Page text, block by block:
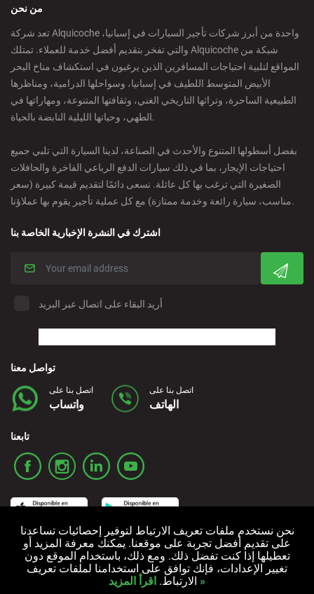
Castellon - Train Station
Castro Urdiales - City
Cordoba - Downtown
Denia - Downtown/Port
Estepona - City
Finestrat - Downtown
Granada - Downtown
Granada - Downtown
Guadalajara - Downtown
من نحن
تعد شركة Alquicoche واحدة من أبرز شركات تأجير السيارات في إسبانيا،
والتي تفخر بتقديم أفضل خدمة للعملاء. تمتلك Alquicoche شبكة من
المواقع لتلبية احتياجات المسافرين الذين يرغبون في استكشاف مناخ البحر
الأبيض المتوسط اللطيف في إسبانيا، وسواحلها الدرامية، ومناظرها
الطبيعية الساحرة، وتراثها التاريخي الغني، وثقافتها المتنوعة، ومهاراتها في
الطهي، وحياتها الليلية النابضة بالحياة.
بفضل أسطولها المتنوع والأحدث في الصناعة، لدينا السيارة التي تلبي جميع
احتياجات الإيجار، بما في ذلك سيارات الدفع الرباعي الفاخرة والحافلات
الصغيرة التي ترغب بها كل عائلة. نسعى دائمًا لتقديم قيمة كبيرة (سعر
مناسب، سيارة رائعة وخدمة ممتازة) مع كل عملية تأجير يقوم بها عملاؤنا.
اشترك في النشرة الإخبارية الخاصة بنا
أريد البقاء على اتصال عبر البريد
تواصل معنا
اتصل بنا على
واتساب
اتصل بنا على
الهاتف
تابعنا
الشروط والأحكام سياسة الخصوصية سياسة ملفات تعريف الارتباط
جميع الحقوق محفوظة © 2006-2024 Alquicoche Rent a Car
نحن نستخدم ملفات تعريف الارتباط لتوفير إحصائيات تساعدنا
على تقديم أفضل تجربة على موقعنا. يمكنك معرفة المزيد أو
تعطيلها إذا كنت تفضل ذلك. ومع ذلك، باستخدام الموقع دون
تغيير الإعدادات، فإنك توافق على استخدامنا لملفات تعريف
الارتباط. اقرأ المزيد »